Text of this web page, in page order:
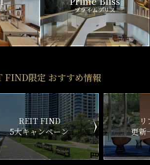
プライムブリス
FIND限定 おすすめ情報
リアルタイム
更新一覧チェック
新